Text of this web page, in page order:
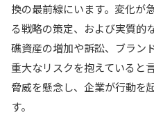
換の最前線にいます。変化が
る戦略の策定、および実質的
礁資産の増加や訴訟、ブラン
重大なリスクを抱えていると
脅威を懸念し、企業が行動を
す。